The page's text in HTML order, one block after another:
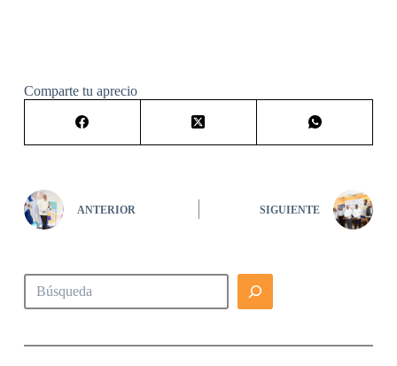
Comparte tu aprecio
ANTERIOR SIGUIENTE
Buscar